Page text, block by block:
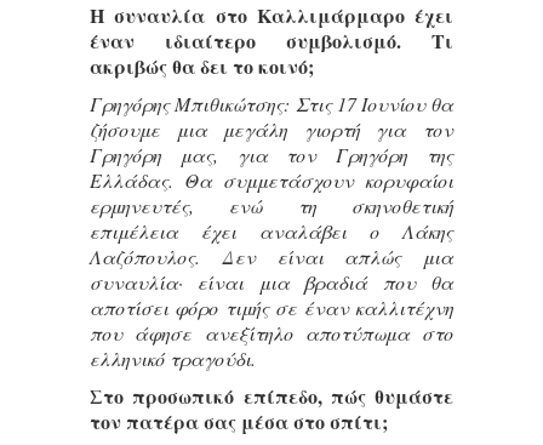
Η συναυλία στο Καλλιμάρμαρο έχει
έναν ιδιαίτερο συμβολισμό. Τι
ακριβώς θα δει το κοινό;
Γρηγόρης Μπιθικώτσης: Στις 17 Ιουνίου θα
ζήσουμε μια μεγάλη γιορτή για τον
Γρηγόρη μας, για τον Γρηγόρη της
Ελλάδας. Θα συμμετάσχουν κορυφαίοι
ερμηνευτές, ενώ τη σκηνοθετική
επιμέλεια έχει αναλάβει ο Λάκης
Λαζόπουλος. Δεν είναι απλώς μια
συναυλία· είναι μια βραδιά που θα
αποτίσει φόρο τιμής σε έναν καλλιτέχνη
που άφησε ανεξίτηλο αποτύπωμα στο
ελληνικό τραγούδι.
Στο προσωπικό επίπεδο, πώς θυμάστε
τον πατέρα σας μέσα στο σπίτι;